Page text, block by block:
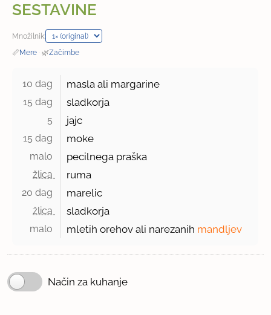
SESTAVINE
Množilnik:
📏Mere · 🌿Začimbe
10 dag masla ali margarine
15 dag sladkorja
5 jajc
15 dag moke
malo pecilnega praška
žlica ruma
20 dag marelic
žlica sladkorja
malo mletih orehov ali narezanih mandljev
Način za kuhanje